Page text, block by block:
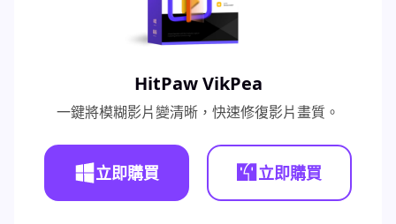
HitPaw VikPea
一鍵將模糊影片變清晰，快速修復影片畫質。
立即購買 立即購買